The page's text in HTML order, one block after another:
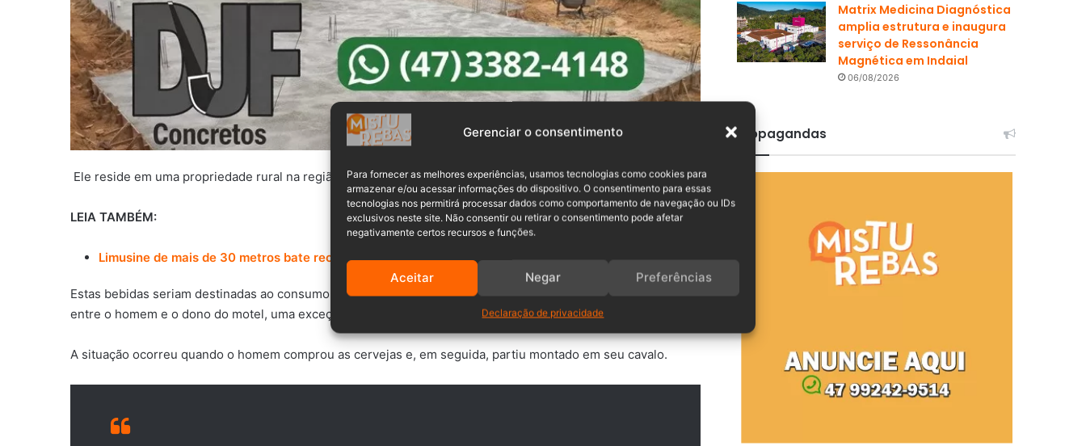
Gerenciar o consentimento
Para fornecer as melhores experiências, usamos tecnologias como cookies para
armazenar e/ou acessar informações do dispositivo. O consentimento para essas
tecnologias nos permitirá processar dados como comportamento de navegação ou IDs
exclusivos neste site. Não consentir ou retirar o consentimento pode afetar
negativamente certos recursos e funções.
Aceitar Negar Preferências
Declaração de privacidade
Ele reside em uma propriedade rural na região e visitou o motel com a finalidade de comprar duas cervejas.
LEIA TAMBÉM:
Limusine de mais de 30 metros bate recorde mundial com heliponto, piscina e pista de golfe
Estas bebidas seriam destinadas ao consumo dos frigobares nos quartos do motel, porém, devido à amizade
entre o homem e o dono do motel, uma exceção foi feita.
A situação ocorreu quando o homem comprou as cervejas e, em seguida, partiu montado em seu cavalo.
Matrix Medicina Diagnóstica
amplia estrutura e inaugura
serviço de Ressonância
Magnética em Indaial
06/08/2026
Propagandas